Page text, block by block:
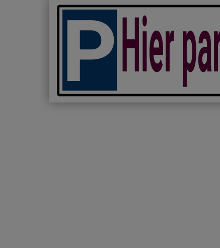
PHier